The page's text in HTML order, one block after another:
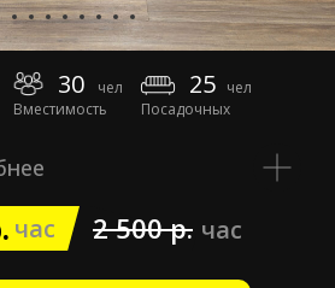
30 25
Вместимость Посадочных
чел
чел
час
час 2 500 р.